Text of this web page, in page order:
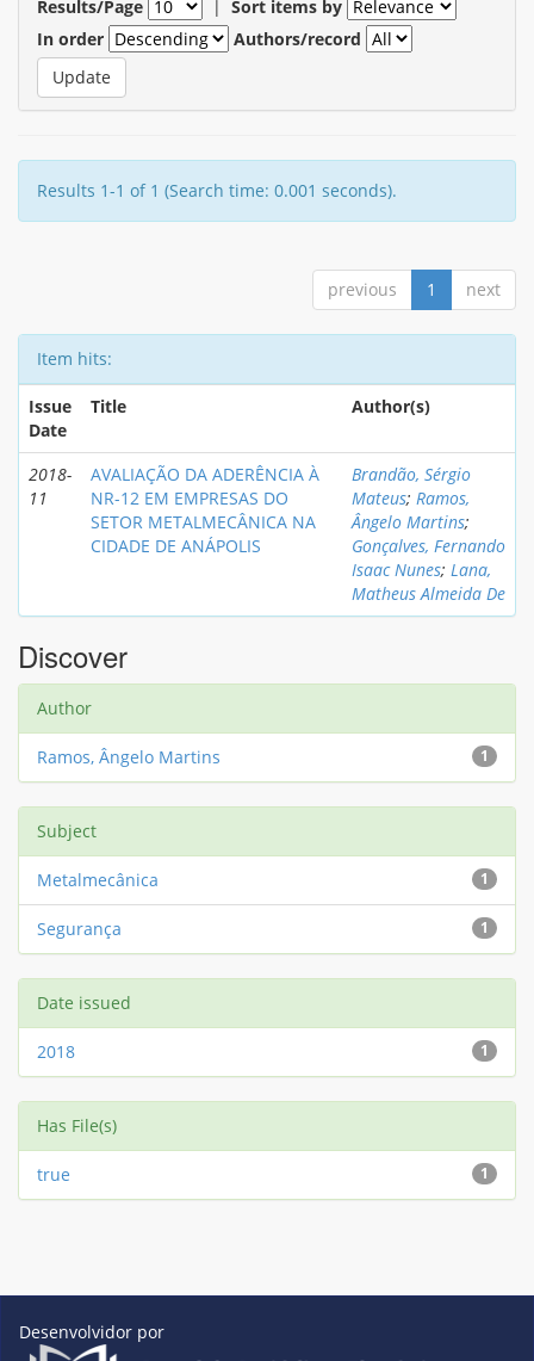
Results/Page | Sort items by
In order
Authors/record
Results 1-1 of 1 (Search time: 0.001 seconds).
previous 1 next
Item hits:
Issue
Date
Title Author(s)
2018-
11
AVALIAÇÃO DA ADERÊNCIA À
NR-12 EM EMPRESAS DO
SETOR METALMECÂNICA NA
CIDADE DE ANÁPOLIS
Brandão, Sérgio
Mateus; Ramos,
Ângelo Martins;
Gonçalves, Fernando
Isaac Nunes; Lana,
Matheus Almeida De
Discover
Author
1
Ramos, Ângelo Martins
Subject
1
Metalmecânica
1
Segurança
Date issued
1
2018
Has File(s)
1
true
Desenvolvidor por